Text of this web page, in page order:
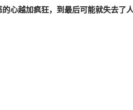
心越加疯狂，到最后可能就失去了